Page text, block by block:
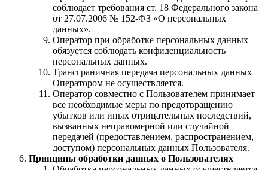
соблюдает требования ст. 18 Федерального закона
от 27.07.2006 № 152-ФЗ «О персональных
данных».
Оператор при обработке персональных данных
обязуется соблюдать конфиденциальность
персональных данных.
Трансграничная передача персональных данных
Оператором не осуществляется.
Оператор совместно с Пользователем принимает
все необходимые меры по предотвращению
убытков или иных отрицательных последствий,
вызванных неправомерной или случайной
передачей (предоставлением, распространением,
доступом) персональных данных Пользователя.
Принципы обработки данных о Пользователях